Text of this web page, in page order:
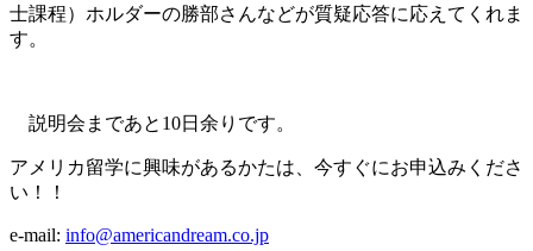
士課程） ホルダーの勝部さんなどが質疑応答に応えてくれま
す。
説明会まであと10日余りです。
アメリカ留学に興味があるかたは、今すぐにお申込みくださ
い！！
e-mail: info@americandream.co.jp